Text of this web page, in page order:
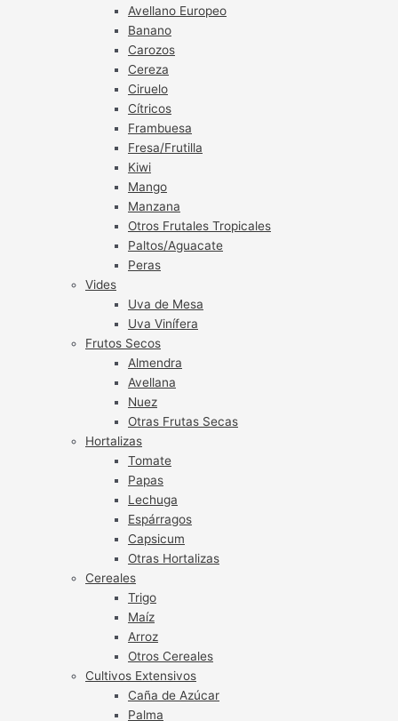
Avellano Europeo
Banano
Carozos
Cereza
Ciruelo
Cítricos
Frambuesa
Fresa/Frutilla
Kiwi
Mango
Manzana
Otros Frutales Tropicales
Paltos/Aguacate
Peras
Vides
Uva de Mesa
Uva Vinífera
Frutos Secos
Almendra
Avellana
Nuez
Otras Frutas Secas
Hortalizas
Tomate
Papas
Lechuga
Espárragos
Capsicum
Otras Hortalizas
Cereales
Trigo
Maíz
Arroz
Otros Cereales
Cultivos Extensivos
Caña de Azúcar
Palma